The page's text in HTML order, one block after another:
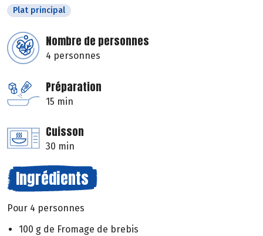
Plat principal
Nombre de personnes
4 personnes
Préparation
15 min
Cuisson
30 min
Ingrédients
Pour 4 personnes
100 g de Fromage de brebis